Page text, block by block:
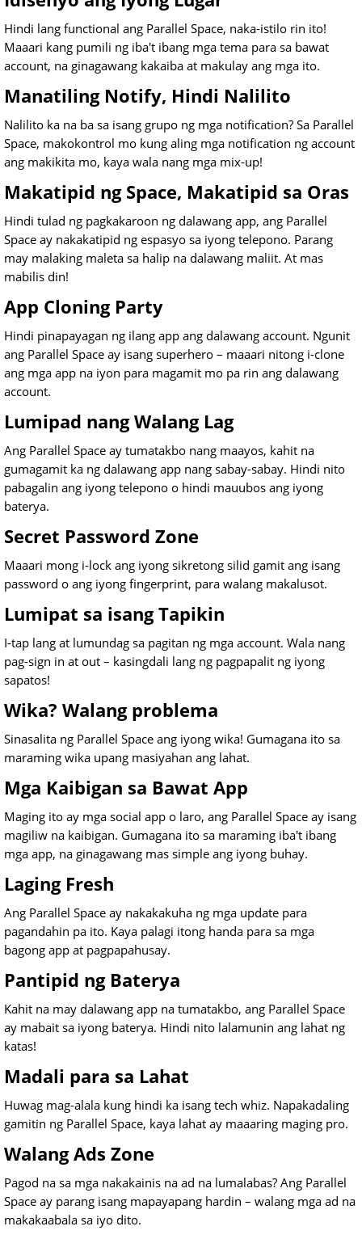
Hindi lang functional ang Parallel Space, naka-istilo rin ito!
Maaari kang pumili ng iba't ibang mga tema para sa bawat
account, na ginagawang kakaiba at makulay ang mga ito.
Manatiling Notify, Hindi Nalilito
Nalilito ka na ba sa isang grupo ng mga notification? Sa Parallel
Space, makokontrol mo kung aling mga notification ng account
ang makikita mo, kaya wala nang mga mix-up!
Makatipid ng Space, Makatipid sa Oras
Hindi tulad ng pagkakaroon ng dalawang app, ang Parallel
Space ay nakakatipid ng espasyo sa iyong telepono. Parang
may malaking maleta sa halip na dalawang maliit. At mas
mabilis din!
App Cloning Party
Hindi pinapayagan ng ilang app ang dalawang account. Ngunit
ang Parallel Space ay isang superhero – maaari nitong i-clone
ang mga app na iyon para magamit mo pa rin ang dalawang
account.
Lumipad nang Walang Lag
Ang Parallel Space ay tumatakbo nang maayos, kahit na
gumagamit ka ng dalawang app nang sabay-sabay. Hindi nito
pabagalin ang iyong telepono o hindi mauubos ang iyong
baterya.
Secret Password Zone
Maaari mong i-lock ang iyong sikretong silid gamit ang isang
password o ang iyong fingerprint, para walang makalusot.
Lumipat sa isang Tapikin
I-tap lang at lumundag sa pagitan ng mga account. Wala nang
pag-sign in at out – kasingdali lang ng pagpapalit ng iyong
sapatos!
Wika? Walang problema
Sinasalita ng Parallel Space ang iyong wika! Gumagana ito sa
maraming wika upang masiyahan ang lahat.
Mga Kaibigan sa Bawat App
Maging ito ay mga social app o laro, ang Parallel Space ay isang
magiliw na kaibigan. Gumagana ito sa maraming iba't ibang
mga app, na ginagawang mas simple ang iyong buhay.
Laging Fresh
Ang Parallel Space ay nakakakuha ng mga update para
pagandahin pa ito. Kaya palagi itong handa para sa mga
bagong app at pagpapahusay.
Pantipid ng Baterya
Kahit na may dalawang app na tumatakbo, ang Parallel Space
ay mabait sa iyong baterya. Hindi nito lalamunin ang lahat ng
katas!
Madali para sa Lahat
Huwag mag-alala kung hindi ka isang tech whiz. Napakadaling
gamitin ng Parallel Space, kaya lahat ay maaaring maging pro.
Walang Ads Zone
Pagod na sa mga nakakainis na ad na lumalabas? Ang Parallel
Space ay parang isang mapayapang hardin – walang mga ad na
makakaabala sa iyo dito.